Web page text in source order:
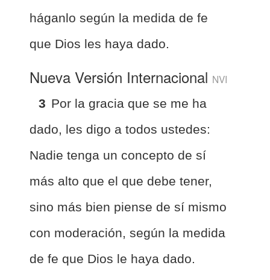
háganlo según la medida de fe
que Dios les haya dado.
Nueva Versión Internacional NVI
3 Por la gracia que se me ha
dado, les digo a todos ustedes:
Nadie tenga un concepto de sí
más alto que el que debe tener,
sino más bien piense de sí mismo
con moderación, según la medida
de fe que Dios le haya dado.